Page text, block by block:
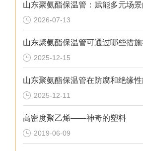
2026-07-13
2025-12-15
2025-12-11
高密度聚乙烯——神奇的塑料
2019-06-09